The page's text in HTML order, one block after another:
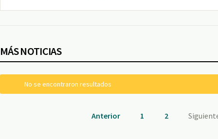
MÁS NOTICIAS
No se encontraron resultados
Anterior 1 2